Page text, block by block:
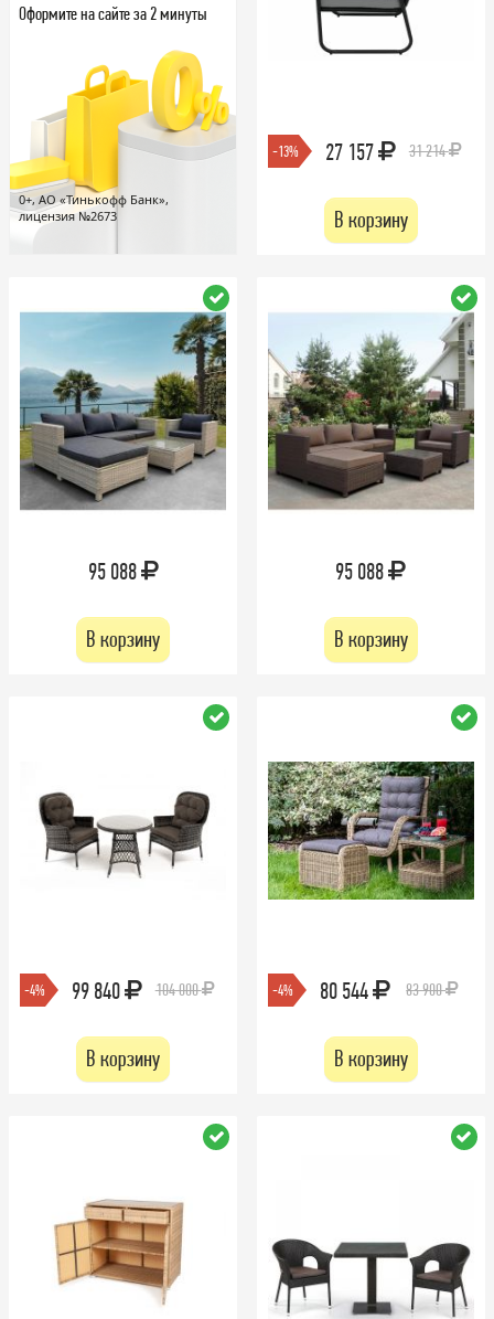
Оформите на сайте за 2 минуты
0+, АО «Тинькофф Банк»,
лицензия №2673
-13% 27 157 31 214
В корзину
95 088
В корзину
95 088
В корзину
-4% 99 840 104 000
В корзину
-4% 80 544 83 900
В корзину